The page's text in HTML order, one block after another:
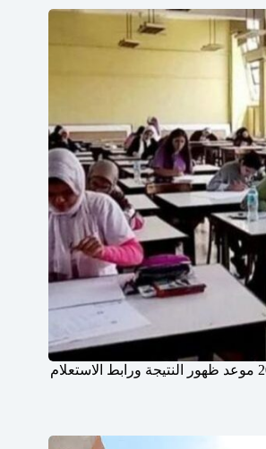
أوائل الثانوية العامة 2024 موعد ظهور النتيجة ورابط الاستعلام